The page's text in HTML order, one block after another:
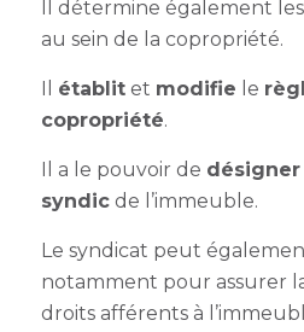
Il détermine également les
au sein de la copropriété.
Il établitet modifie le
copropriété.
Il a le pouvoir de désigner
syndicde l’immeuble.
Le syndicat peut
notamment pour assurer
droits afférents à